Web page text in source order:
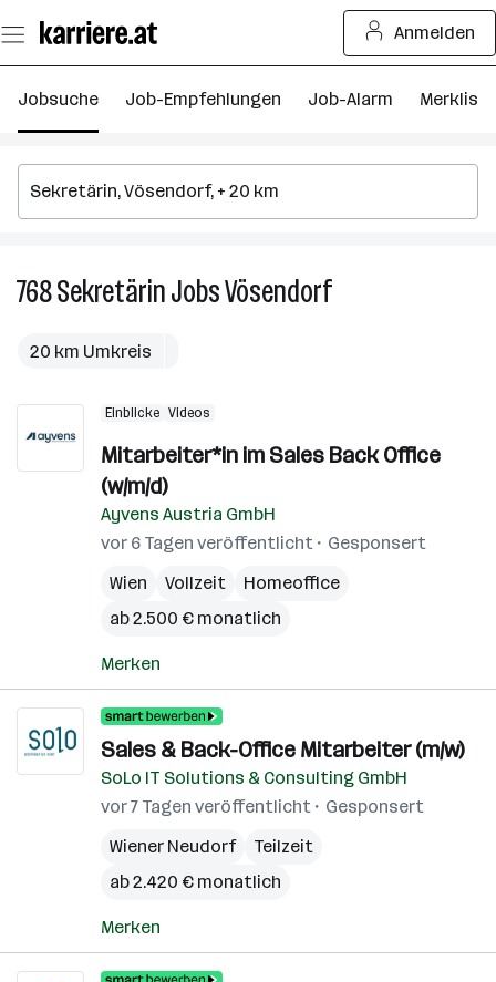
Seiteninhalt
springen
Anmelden
Jobsuche Job-Empfehlungen Job-Alarm Merkliste
768SekretärinJobsVösendorf768
20 km Umkreis
Einblicke Videos
Mitarbeiter*in im Sales Back Office
(w/m/d)
Ayvens Austria GmbH
vor 6 Tagen veröffentlicht
Gesponsert
Wien
Vollzeit
Homeoffice
ab 2.500 € monatlich
Merken
Sales & Back-Office Mitarbeiter (m/w)
SoLo IT Solutions & Consulting GmbH
vor 7 Tagen veröffentlicht
Gesponsert
Wiener Neudorf
Teilzeit
ab 2.420 € monatlich
Merken